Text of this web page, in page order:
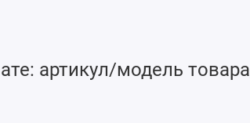
артикул/модель